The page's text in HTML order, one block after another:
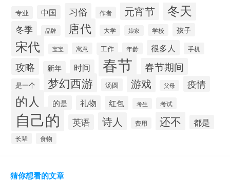
专业 中国 习俗 作者 元宵节 冬天
冬季 品牌 唐代 大学 娘家 学校 孩子
宋代 宝宝 寓意 工作 年龄 很多人 手机
攻略 新年 时间 春节 春节期间
是一个 梦幻西游 汤圆 游戏 父母 疫情
的人 的是 礼物 红包 考生 考试
自己的 英语 诗人 费用 还不 都是
长辈 食物
猜你想看的文章